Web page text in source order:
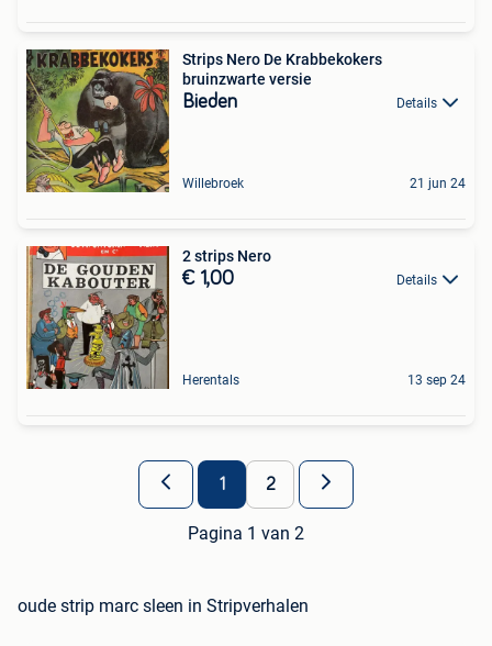
Strips Nero De Krabbekokers
bruinzwarte versie
Bieden Details
Willebroek 21 jun 24
2 strips Nero
€ 1,00 Details
Herentals 13 sep 24
1 2
Pagina 1 van 2
oude strip marc sleen in Stripverhalen